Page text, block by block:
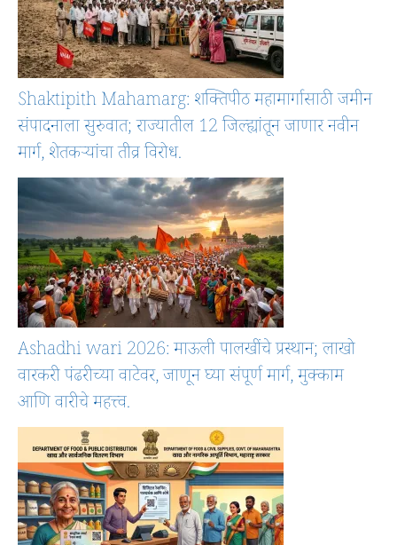
Shaktipith Mahamarg: शक्तिपीठ महामार्गासाठी जमीन
संपादनाला सुरुवात; राज्यातील 12 जिल्ह्यांतून जाणार नवीन
मार्ग, शेतकऱ्यांचा तीव्र विरोध.
Ashadhi wari 2026: माऊली पालखींचे प्रस्थान; लाखो
वारकरी पंढरीच्या वाटेवर, जाणून घ्या संपूर्ण मार्ग, मुक्काम
आणि वारीचे महत्त्व.